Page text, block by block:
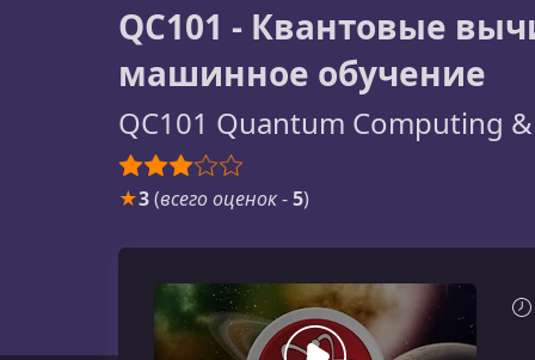
QC101 - Квантовые
машинное обучение
QC101 Quantum Computing
★3(всего оценок-5)